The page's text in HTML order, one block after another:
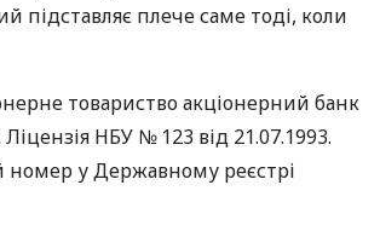
підставляє плече саме тоді, коли
товариство акціонерний банк
НБУ № 123 від 21.07.1993.
номер у Державному реєстрі